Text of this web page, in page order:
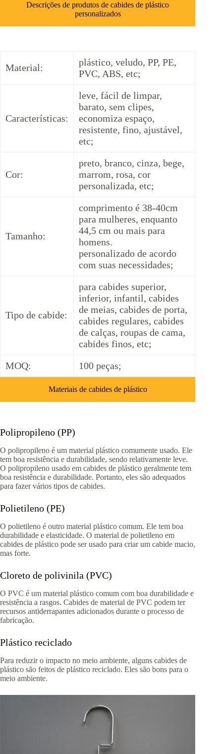
Descrições de produtos de cabides de plástico
personalizados
Material:
plástico, veludo, PP, PE,
PVC, ABS, etc;
Características:
leve, fácil de limpar,
barato, sem clipes,
economiza espaço,
resistente, fino, ajustável,
etc;
Cor:
preto, branco, cinza, bege,
marrom, rosa, cor
personalizada, etc;
Tamanho:
comprimento é 38-40cm
para mulheres, enquanto
44,5 cm ou mais para
homens.
personalizado de acordo
com suas necessidades;
Tipo de cabide:
para cabides superior,
inferior, infantil, cabides
de meias, cabides de porta,
cabides regulares, cabides
de calças, roupas de cama,
cabides finos, etc;
MOQ:
100 peças;
Materiais de cabides de plástico
Polipropileno (PP)
O polipropileno é um material plástico comumente usado. Ele
tem boa resistência e durabilidade, sendo relativamente leve.
O polipropileno usado em cabides de plástico geralmente tem
boa resistência e durabilidade. Portanto, eles são adequados
para fazer vários tipos de cabides.
Polietileno (PE)
O polietileno é outro material plástico comum. Ele tem boa
durabilidade e elasticidade. O material de polietileno em
cabides de plástico pode ser usado para criar um cabide macio,
mas forte.
Cloreto de polivinila (PVC)
O PVC é um material plástico comum com boa durabilidade e
resistência a rasgos. Cabides de material de PVC podem ter
recursos antiderrapantes adicionados durante o processo de
fabricação.
Plástico reciclado
Para reduzir o impacto no meio ambiente, alguns cabides de
plástico são feitos de plástico reciclado. Eles são bons para o
meio ambiente.